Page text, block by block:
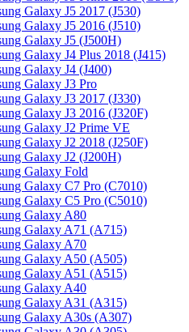
Galaxy J5 2017 (J530)
Galaxy J5 2016 (J510)
Galaxy J5 (J500H)
Galaxy J4 Plus 2018 (J415)
Galaxy J4 (J400)
Galaxy J3 Pro
Galaxy J3 2017 (J330)
Galaxy J3 2016 (J320F)
Galaxy J2 Prime VE
Galaxy J2 2018 (J250F)
Galaxy J2 (J200H)
Galaxy Fold
Galaxy C7 Pro (C7010)
Galaxy C5 Pro (C5010)
Galaxy A80
Galaxy A71 (A715)
Galaxy A70
Galaxy A50 (A505)
Galaxy A51 (A515)
Galaxy A40
Galaxy A31 (A315)
Galaxy A30s (A307)